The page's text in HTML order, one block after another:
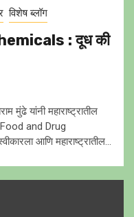
विशेष ब्लॉग
: दूध की
यांनी महाराष्ट्रातील
and Drug
आणि महाराष्ट्रातील...